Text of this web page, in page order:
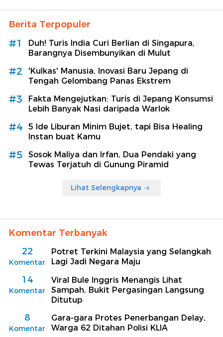
Berita Terpopuler
#1
Duh! Turis India Curi Berlian di Singapura,
Barangnya Disembunyikan di Mulut
#2
'Kulkas' Manusia, Inovasi Baru Jepang di
Tengah Gelombang Panas Ekstrem
#3
Fakta Mengejutkan: Turis di Jepang Konsumsi
Lebih Banyak Nasi daripada Warlok
#4
5 Ide Liburan Minim Bujet, tapi Bisa Healing
Instan buat Kamu
#5
Sosok Maliya dan Irfan, Dua Pendaki yang
Tewas Terjatuh di Gunung Piramid
Lihat Selengkapnya
Komentar Terbanyak
22
Komentar
Potret Terkini Malaysia yang Selangkah
Lagi Jadi Negara Maju
14
Komentar
Viral Bule Inggris Menangis Lihat
Sampah, Bukit Pergasingan Langsung
Ditutup
8
Komentar
Gara-gara Protes Penerbangan Delay,
Warga 62 Ditahan Polisi KLIA